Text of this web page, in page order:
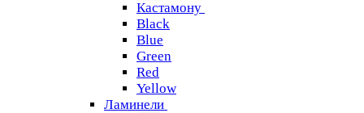
Кастамону
Black
Blue
Green
Red
Yellow
Ламинели